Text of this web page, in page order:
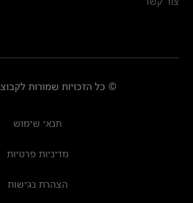
© כל הזכויות שמורות
תנאי שימוש
מדיניות פרטיות
הצהרת נגישות